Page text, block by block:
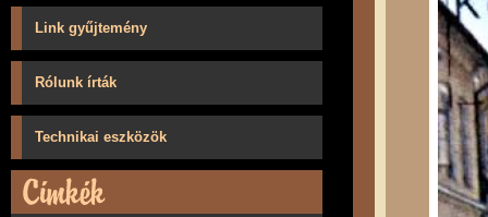
Link gyűjtemény
Rólunk írták
Technikai eszközök